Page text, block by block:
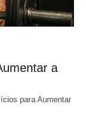
a
para Aumentar